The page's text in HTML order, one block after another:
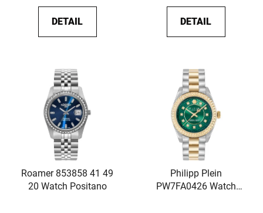
DETAIL DETAIL
Roamer 853858 41 49
20 Watch Positano
Philipp Plein
PW7FA0426 Watch